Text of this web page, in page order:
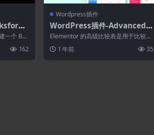
一个 Bri
162
Wordpress插件
WordPress插件-Advanced C
omparison Table for Eleme
ntor 1.0.5
Elementor 的高级比较表是用于比较不
产...1 年前 35